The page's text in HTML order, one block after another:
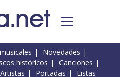
Novedades
históricos
Canciones
Artistas Portadas Listas